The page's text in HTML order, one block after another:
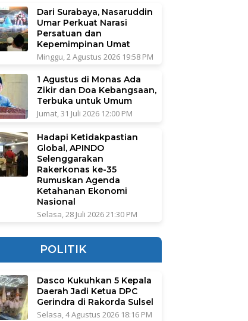
Dari Surabaya, Nasaruddin
Umar Perkuat Narasi
Persatuan dan
Kepemimpinan Umat
Minggu, 2 Agustus 2026 19:58 PM
1 Agustus di Monas Ada
Zikir dan Doa Kebangsaan,
Terbuka untuk Umum
Jumat, 31 Juli 2026 12:00 PM
Hadapi Ketidakpastian
Global, APINDO
Selenggarakan
Rakerkonas ke-35
Rumuskan Agenda
Ketahanan Ekonomi
Nasional
Selasa, 28 Juli 2026 21:30 PM
POLITIK
Dasco Kukuhkan 5 Kepala
Daerah Jadi Ketua DPC
Gerindra di Rakorda Sulsel
Selasa, 4 Agustus 2026 18:16 PM